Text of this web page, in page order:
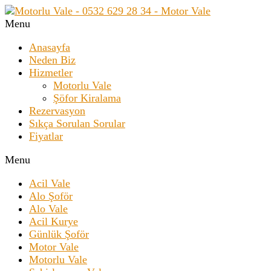
Menu
Anasayfa
Neden Biz
Hizmetler
Motorlu Vale
Şöfor Kiralama
Rezervasyon
Sıkça Sorulan Sorular
Fiyatlar
Menu
Acil Vale
Alo Şoför
Alo Vale
Acil Kurye
Günlük Şoför
Motor Vale
Motorlu Vale